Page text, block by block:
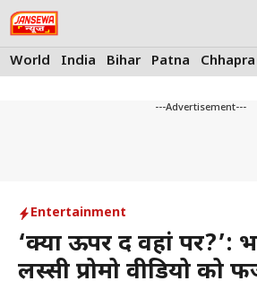
Skip
to
content
World India Bihar Patna Chhapra
---Advertisement---
Entertainment
‘क्या ऊपर द वहां पर?’:
लस्सी प्रोमो वीडियो को